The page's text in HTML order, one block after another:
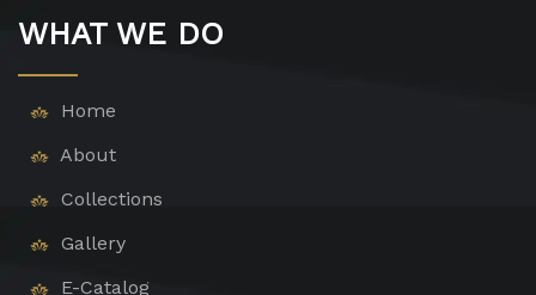
WHAT WE DO
Home
About
Collections
Gallery
E-Catalog